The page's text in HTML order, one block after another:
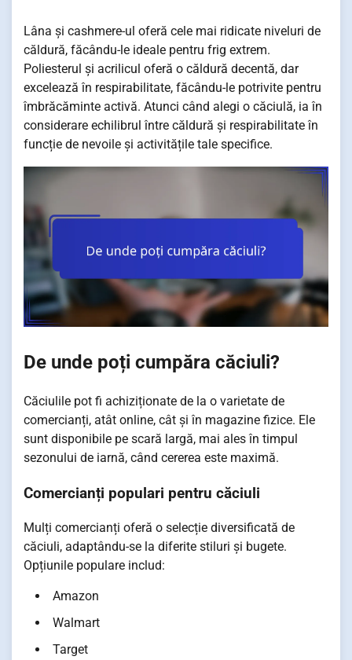
Lâna și cashmere-ul oferă cele mai ridicate niveluri de
căldură, făcându-le ideale pentru frig extrem.
Poliesterul și acrilicul oferă o căldură decentă, dar
excelează în respirabilitate, făcându-le potrivite pentru
îmbrăcăminte activă. Atunci când alegi o căciulă, ia în
considerare echilibrul între căldură și respirabilitate în
funcție de nevoile și activitățile tale specifice.
De unde poți cumpăra căciuli?
Căciulile pot fi achiziționate de la o varietate de
comercianți, atât online, cât și în magazine fizice. Ele
sunt disponibile pe scară largă, mai ales în timpul
sezonului de iarnă, când cererea este maximă.
Comercianți populari pentru căciuli
Mulți comercianți oferă o selecție diversificată de
căciuli, adaptându-se la diferite stiluri și bugete.
Opțiunile populare includ:
Amazon
Walmart
Target